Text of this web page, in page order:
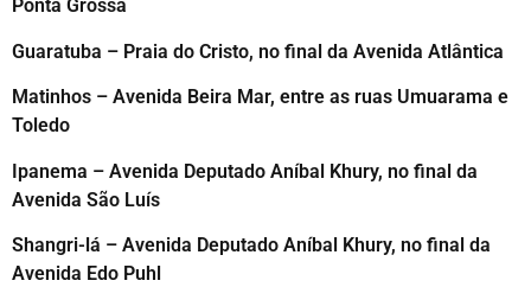
Ponta Grossa
Guaratuba – Praia do Cristo, no final da Avenida Atlântica
Matinhos – Avenida Beira Mar, entre as ruas Umuarama e
Toledo
Ipanema – Avenida Deputado Aníbal Khury, no final da
Avenida São Luís
Shangri-lá – Avenida Deputado Aníbal Khury, no final da
Avenida Edo Puhl